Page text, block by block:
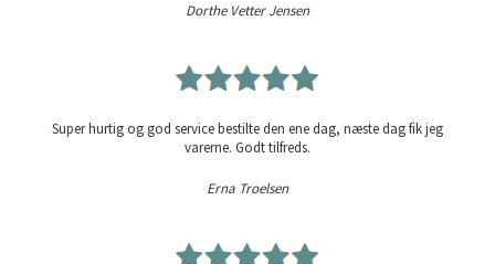
Dorthe Vetter Jensen
Super hurtig og god service bestilte den ene dag, næste dag fik jeg
varerne. Godt tilfreds.
Erna Troelsen